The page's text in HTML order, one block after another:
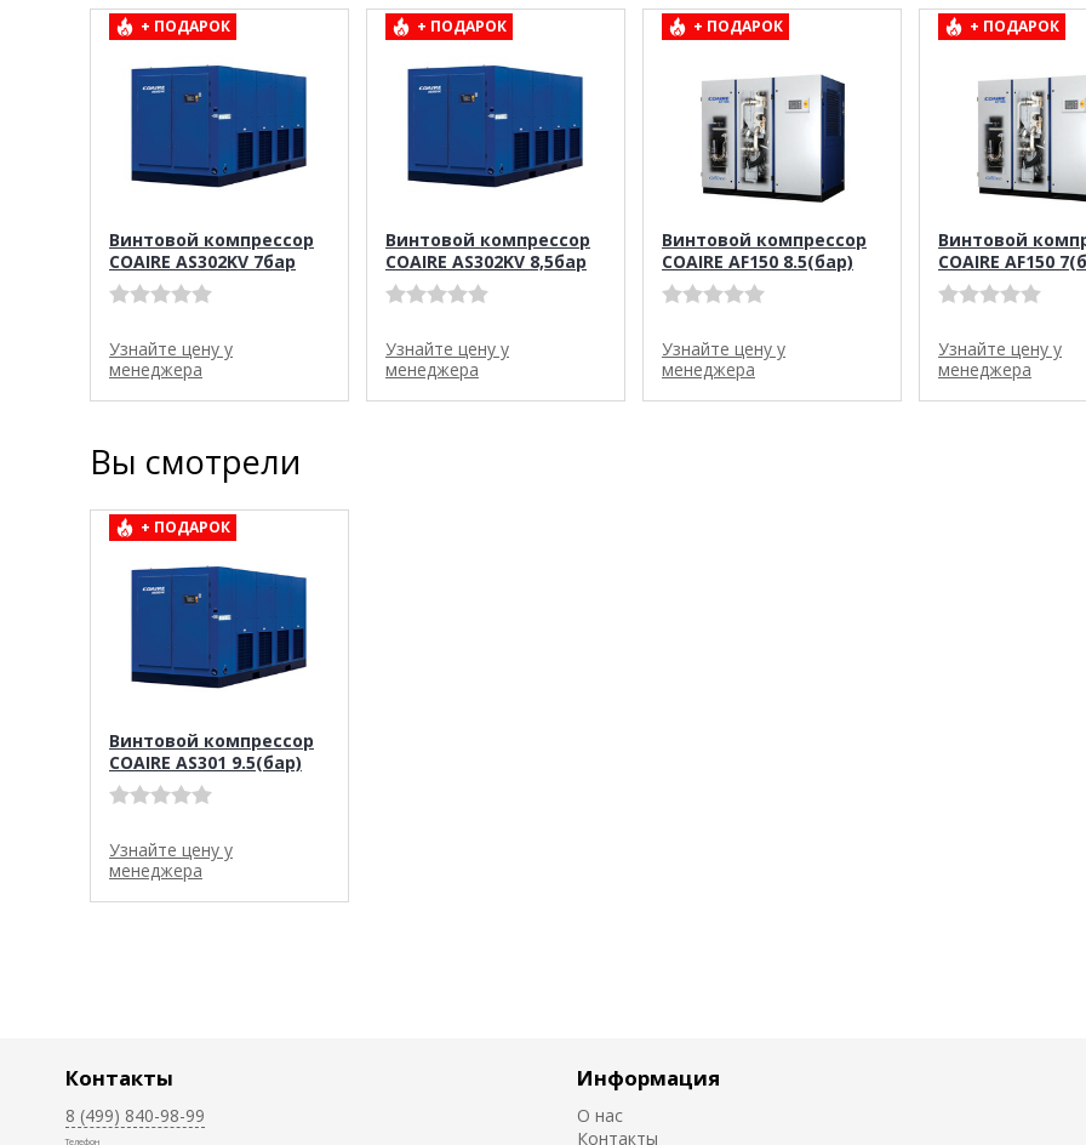
+ ПОДАРОК
Винтовой компрессор
COAIRE AS302KV 7бар
Узнайте цену у
менеджера
+ ПОДАРОК
Винтовой компрессор
COAIRE AS302KV 8,5бар
Узнайте цену у
менеджера
+ ПОДАРОК
Винтовой компрессор
COAIRE AF150 8.5(бар)
Узнайте цену у
менеджера
+ ПОДАРОК
Винтовой
COAIRE AF150
Узнайте цену у
менеджера
Вы смотрели
+ ПОДАРОК
Винтовой компрессор
COAIRE AS301 9.5(бар)
Узнайте цену у
менеджера
Контакты
8 (499) 840-98-99
Телефон
Информация
О нас
Контакты